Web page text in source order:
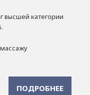
высшей категории
ПОДРОБНЕЕ